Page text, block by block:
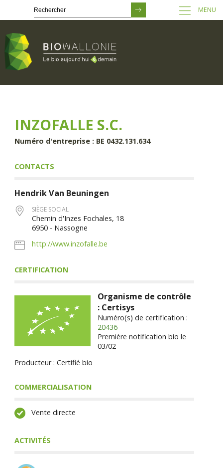
principal
MENU
INZOFALLE S.C.
Numéro d'entreprise : BE 0432.131.634
CONTACTS
HendrikVan Beuningen
SIÈGE SOCIAL
Chemin d'Inzes Fochales, 18
6950 - Nassogne
http://www.inzofalle.be
CERTIFICATION
Organisme de contrôle
: Certisys
Numéro(s) de certification :
20436
Première notification bio le
03/02
Producteur : Certifié bio
COMMERCIALISATION
Vente directe
ACTIVITÉS